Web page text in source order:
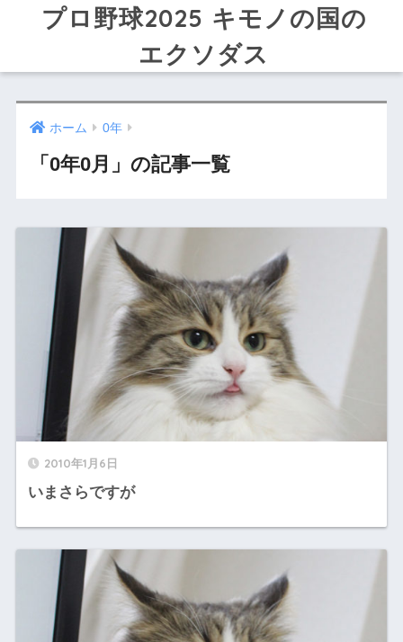
プロ野球2025 キモノの国の
エクソダス
ホーム 0年
「0年0月」の記事一覧
2010年1月6日
いまさらですが